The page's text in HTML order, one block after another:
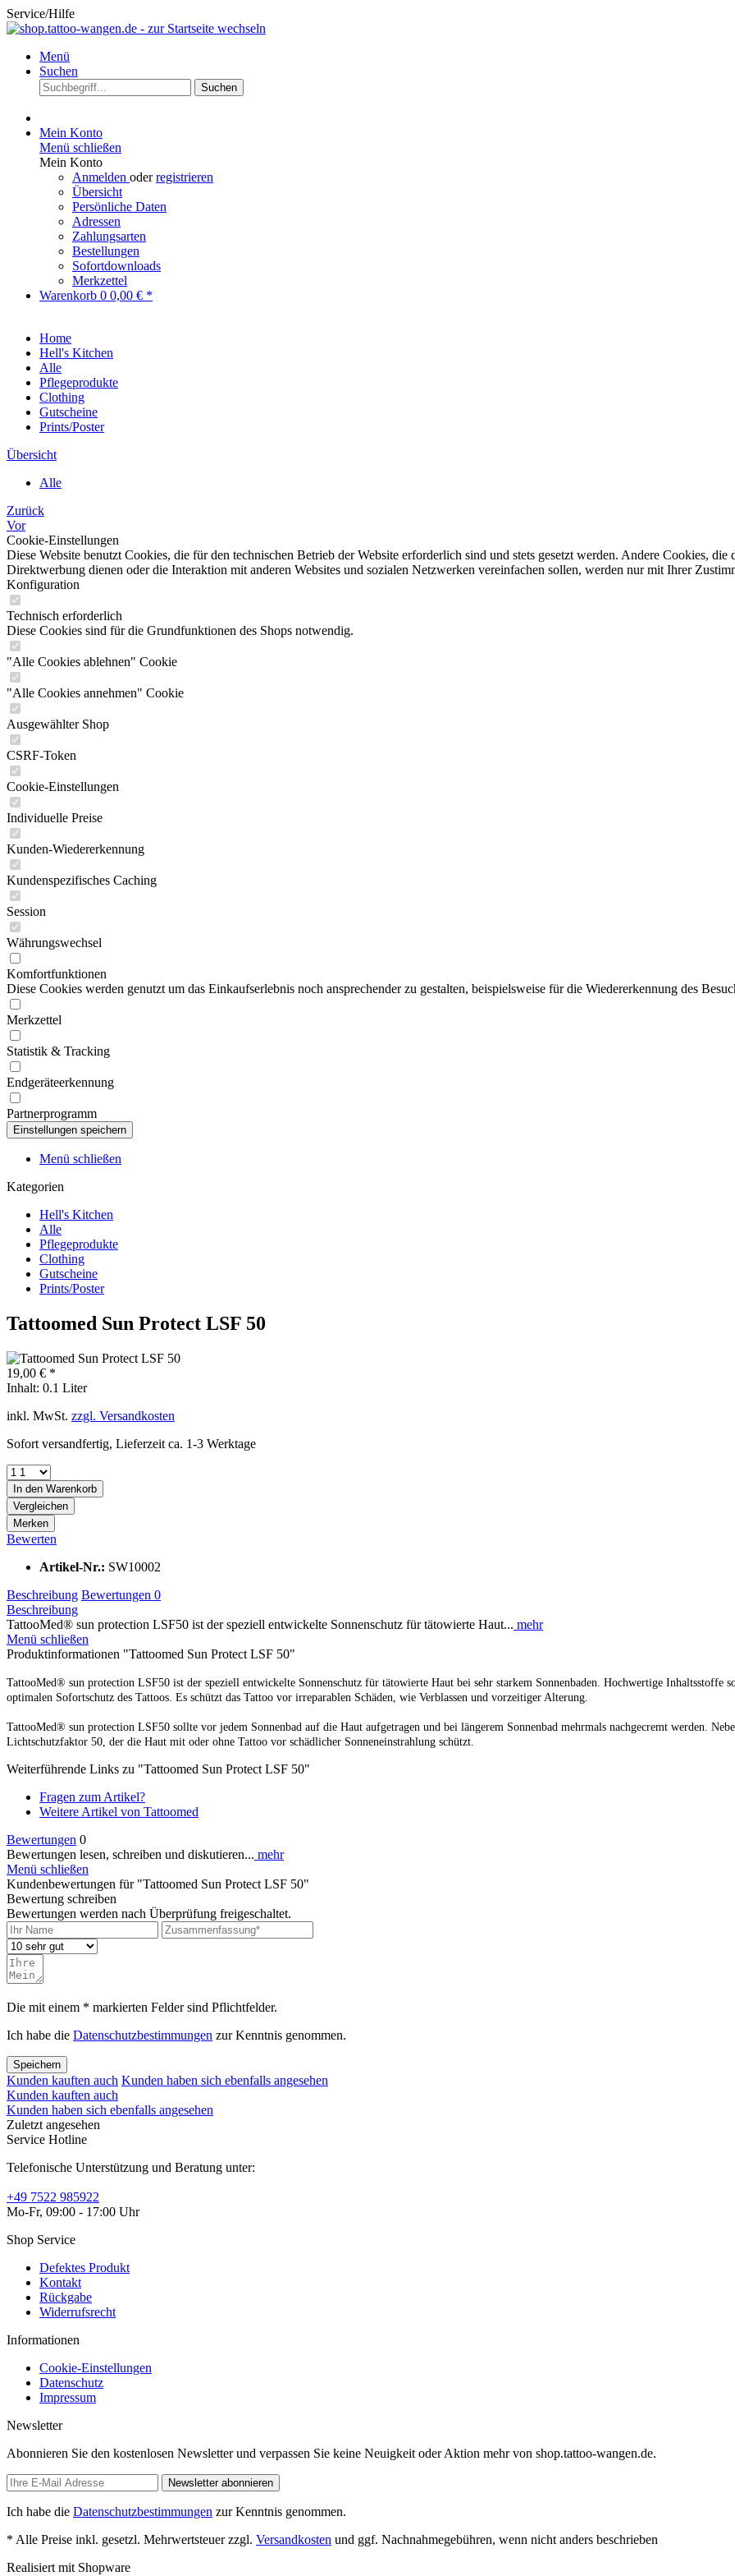
Service/Hilfe
Menü
Suchen
Suchen
Mein Konto
Menü schließen
Mein Konto
Anmelden oderregistrieren
Übersicht
Persönliche Daten
Adressen
Zahlungsarten
Bestellungen
Sofortdownloads
Merkzettel
Warenkorb 0 0,00 € *
Home
Hell's Kitchen
Alle
Pflegeprodukte
Clothing
Gutscheine
Prints/Poster
Übersicht
Alle
Zurück
Vor
Cookie-Einstellungen
Diese Website benutzt Cookies, die für den technischen Betrieb der Website erforderlich sind und stets gesetzt werden. Andere Cookies,
Direktwerbung dienen oder die Interaktion mit anderen Websites und sozialen Netzwerken vereinfachen sollen, werden nur mit Ihrer
Konfiguration
Technisch erforderlich
Diese Cookies sind für die Grundfunktionen des Shops notwendig.
"Alle Cookies ablehnen" Cookie
"Alle Cookies annehmen" Cookie
Ausgewählter Shop
CSRF-Token
Cookie-Einstellungen
Individuelle Preise
Kunden-Wiedererkennung
Kundenspezifisches Caching
Session
Währungswechsel
Komfortfunktionen
Diese Cookies werden genutzt um das Einkaufserlebnis noch ansprechender zu gestalten, beispielsweise für die Wiedererkennung des
Merkzettel
Statistik & Tracking
Endgeräteerkennung
Partnerprogramm
Menü schließen
Kategorien
Hell's Kitchen
Alle
Pflegeprodukte
Clothing
Gutscheine
Prints/Poster
Tattoomed Sun Protect LSF 50
19,00 € *
Inhalt: 0.1 Liter
inkl. MwSt. zzgl. Versandkosten
Sofort versandfertig, Lieferzeit ca. 1-3 Werktage
In den Warenkorb
Vergleichen
Merken
Bewerten
Artikel-Nr.: SW10002
Beschreibung Bewertungen 0
Beschreibung
TattooMed® sun protection LSF50 ist der speziell entwickelte Sonnenschutz für tätowierte Haut... mehr
Menü schließen
Produktinformationen "Tattoomed Sun Protect LSF 50"
TattooMed® sun protection LSF50 ist der speziell entwickelte Sonnenschutz für tätowierte Haut bei sehr starkem Sonnenbaden. Hochwertige Inhaltsstoffe
optimalen Sofortschutz des Tattoos. Es schützt das Tattoo vor irreparablen Schäden, wie Verblassen und vorzeitiger Alterung.
TattooMed® sun protection LSF50 sollte vor jedem Sonnenbad auf die Haut aufgetragen und bei längerem Sonnenbad mehrmals nachgecremt werden.
Lichtschutzfaktor 50, der die Haut mit oder ohne Tattoo vor schädlicher Sonneneinstrahlung schützt.
Weiterführende Links zu "Tattoomed Sun Protect LSF 50"
Fragen zum Artikel?
Weitere Artikel von Tattoomed
Bewertungen 0
Bewertungen lesen, schreiben und diskutieren... mehr
Menü schließen
Kundenbewertungen für "Tattoomed Sun Protect LSF 50"
Bewertung schreiben
Bewertungen werden nach Überprüfung freigeschaltet.
Die mit einem * markierten Felder sind Pflichtfelder.
Ich habe die Datenschutzbestimmungen zur Kenntnis genommen.
Speichern
Kunden kauften auch Kunden haben sich ebenfalls angesehen
Kunden kauften auch
Kunden haben sich ebenfalls angesehen
Zuletzt angesehen
Service Hotline
Telefonische Unterstützung und Beratung unter:
+49 7522 985922
Mo-Fr, 09:00 - 17:00 Uhr
Shop Service
Defektes Produkt
Kontakt
Rückgabe
Widerrufsrecht
Informationen
Cookie-Einstellungen
Datenschutz
Impressum
Newsletter
Abonnieren Sie den kostenlosen Newsletter und verpassen Sie keine Neuigkeit oder Aktion mehr von shop.tattoo-wangen.de.
Newsletter abonnieren
Ich habe die Datenschutzbestimmungen zur Kenntnis genommen.
* Alle Preise inkl. gesetzl. Mehrwertsteuer zzgl. Versandkosten und ggf. Nachnahmegebühren, wenn nicht anders beschrieben
Realisiert mit Shopware